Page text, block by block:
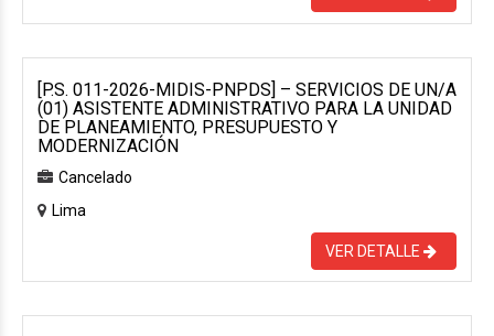
[P.S. 011-2026-MIDIS-PNPDS] – SERVICIOS DE UN/A
(01) ASISTENTE ADMINISTRATIVO PARA LA UNIDAD
DE PLANEAMIENTO, PRESUPUESTO Y
MODERNIZACIÓN
Cancelado
Lima
VER DETALLE